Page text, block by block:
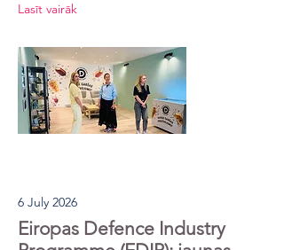
Lasīt vairāk
6 July 2026
Eiropas Defence Industry